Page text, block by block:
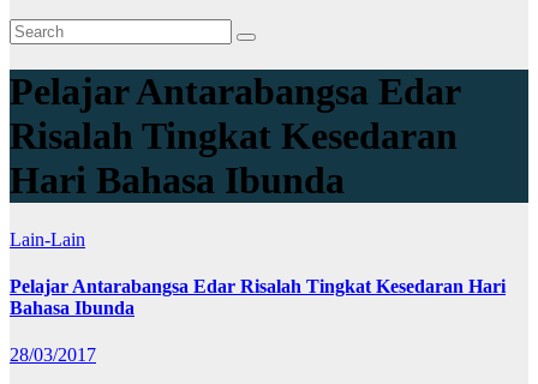
Pelajar Antarabangsa Edar
Risalah Tingkat Kesedaran
Hari Bahasa Ibunda
Lain-Lain
Pelajar Antarabangsa Edar Risalah Tingkat Kesedaran Hari
Bahasa Ibunda
28/03/2017